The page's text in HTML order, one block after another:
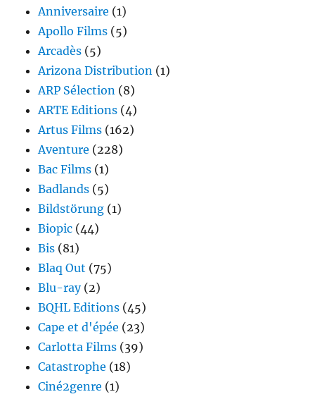
Anniversaire (1)
Apollo Films (5)
Arcadès (5)
Arizona Distribution (1)
ARP Sélection (8)
ARTE Editions (4)
Artus Films (162)
Aventure (228)
Bac Films (1)
Badlands (5)
Bildstörung (1)
Biopic (44)
Bis (81)
Blaq Out (75)
Blu-ray(2)
BQHL Editions (45)
Cape et d'épée (23)
Carlotta Films (39)
Catastrophe (18)
Ciné2genre (1)